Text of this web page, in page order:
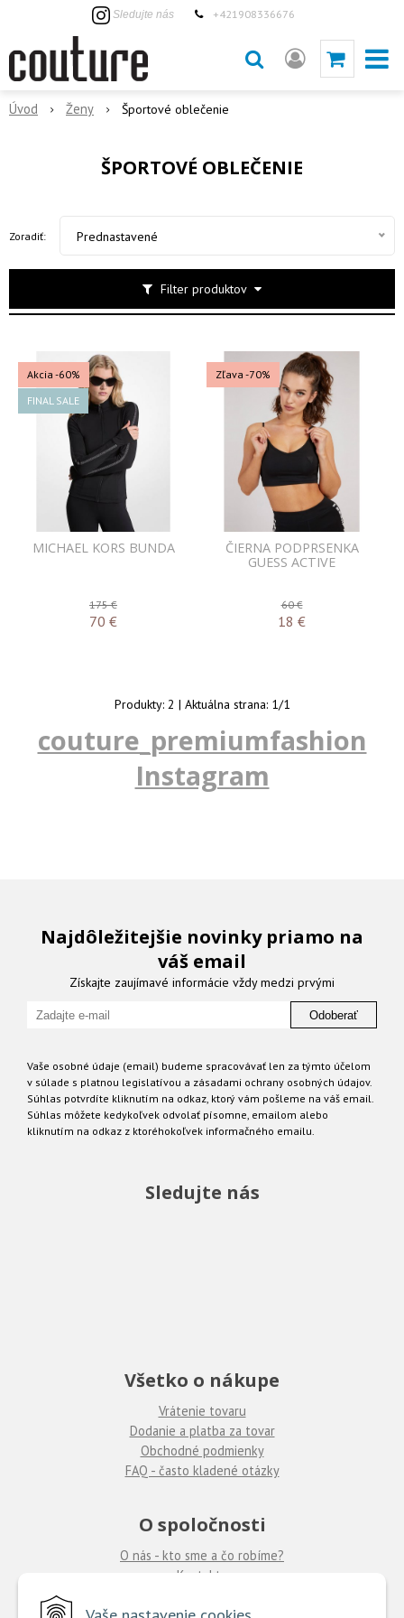
Sledujte nás +421908336676
Úvod Ženy Športové oblečenie
ŠPORTOVÉ OBLEČENIE
Filter produktov
Zoradiť: Prednastavené
Akcia -60%
FINAL SALE
MICHAEL KORS BUNDA
175 €
70 €
Zľava -70%
ČIERNA PODPRSENKA
GUESS ACTIVE
60 €
18 €
Produkty: 2 | Aktuálna strana: 1/1
couture_premiumfashion
Instagram
Najdôležitejšie novinky priamo na
váš email
Získajte zaujímavé informácie vždy medzi prvými
Odoberať
Vaše osobné údaje (email) budeme spracovávať len za týmto účelom
v súlade s platnou legislatívou a zásadami ochrany osobných údajov.
Súhlas potvrdíte kliknutím na odkaz, ktorý vám pošleme na váš email.
Súhlas môžete kedykoľvek odvolať písomne, emailom alebo
kliknutím na odkaz z ktoréhokoľvek informačného emailu.
Sledujte nás
Všetko o nákupe
Vrátenie tovaru
Dodanie a platba za tovar
Obchodné podmienky
FAQ - často kladené otázky
O spoločnosti
O nás - kto sme a čo robíme?
Kontakty